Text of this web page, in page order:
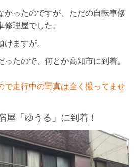
かったのですが、ただの自転車修
理屋でした。
ますが。
たので、何とか高知市に到着。
で走行中の写真は全く撮ってませ
屋「ゆうる」に到着！